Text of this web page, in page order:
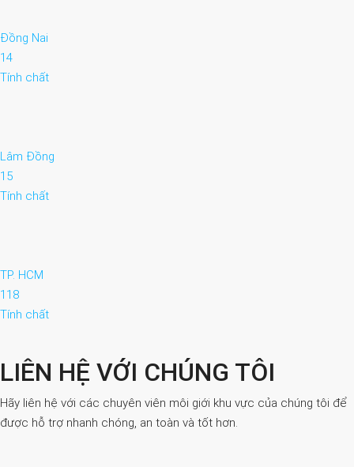
Đồng Nai
14
Tính chất
Lâm Đồng
15
Tính chất
TP. HCM
118
Tính chất
LIÊN HỆ VỚI CHÚNG TÔI
Hãy liên hệ với các chuyên viên môi giới khu vực của chúng tôi để
được hỗ trợ nhanh chóng, an toàn và tốt hơn.